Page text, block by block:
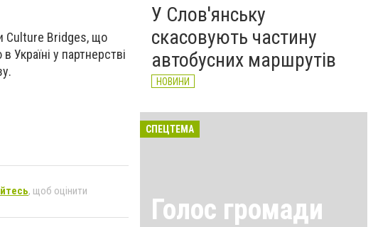
Culture Bridges, що
у партнерстві
, щоб оцінити
У Слов'янську
скасовують частину
автобусних маршрутів
НОВИНИ
СПЕЦТЕМА
Голос громади